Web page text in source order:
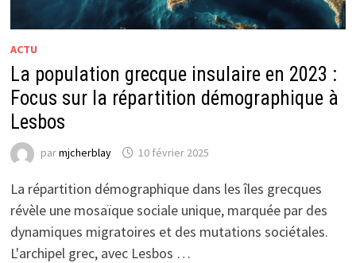
ACTU
La population grecque insulaire en 2023 :
Focus sur la répartition démographique à
Lesbos
parmjcherblay 10 février 2025
La répartition démographique dans les îles grecques
révèle une mosaïque sociale unique, marquée par des
dynamiques migratoires et des mutations sociétales.
L'archipel grec, avec Lesbos …